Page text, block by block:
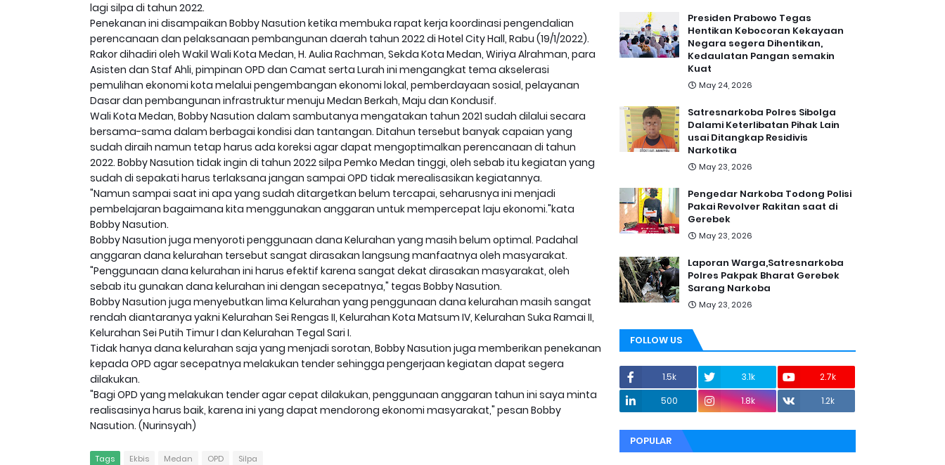
lagi silpa di tahun 2022.
Penekanan ini disampaikan Bobby Nasution ketika membuka rapat kerja koordinasi pengendalian
perencanaan dan pelaksanaan pembangunan daerah tahun 2022 di Hotel City Hall, Rabu (19/1/2022).
Rakor dihadiri oleh Wakil Wali Kota Medan, H. Aulia Rachman, Sekda Kota Medan, Wiriya Alrahman, para
Asisten dan Staf Ahli, pimpinan OPD dan Camat serta Lurah ini mengangkat tema akselerasi
pemulihan ekonomi kota melalui pengembangan ekonomi lokal, pemberdayaan sosial, pelayanan
Dasar dan pembangunan infrastruktur menuju Medan Berkah, Maju dan Kondusif.
Wali Kota Medan, Bobby Nasution dalam sambutanya mengatakan tahun 2021 sudah dilalui secara
bersama-sama dalam berbagai kondisi dan tantangan. Ditahun tersebut banyak capaian yang
sudah diraih namun tetap harus ada koreksi agar dapat mengoptimalkan perencanaan di tahun
2022. Bobby Nasution tidak ingin di tahun 2022 silpa Pemko Medan tinggi, oleh sebab itu kegiatan yang
sudah di sepakati harus terlaksana jangan sampai OPD tidak merealisasikan kegiatannya.
"Namun sampai saat ini apa yang sudah ditargetkan belum tercapai, seharusnya ini menjadi
pembelajaran bagaimana kita menggunakan anggaran untuk mempercepat laju ekonomi."kata
Bobby Nasution.
Bobby Nasution juga menyoroti penggunaan dana Kelurahan yang masih belum optimal. Padahal
anggaran dana kelurahan tersebut sangat dirasakan langsung manfaatnya oleh masyarakat.
"Penggunaan dana kelurahan ini harus efektif karena sangat dekat dirasakan masyarakat, oleh
sebab itu gunakan dana kelurahan ini dengan secepatnya," tegas Bobby Nasution.
Bobby Nasution juga menyebutkan lima Kelurahan yang penggunaan dana kelurahan masih sangat
rendah diantaranya yakni Kelurahan Sei Rengas II, Kelurahan Kota Matsum IV, Kelurahan Suka Ramai II,
Kelurahan Sei Putih Timur I dan Kelurahan Tegal Sari I.
Tidak hanya dana kelurahan saja yang menjadi sorotan, Bobby Nasution juga memberikan penekanan
kepada OPD agar secepatnya melakukan tender sehingga pengerjaan kegiatan dapat segera
dilakukan.
"Bagi OPD yang melakukan tender agar cepat dilakukan, penggunaan anggaran tahun ini saya minta
realisasinya harus baik, karena ini yang dapat mendorong ekonomi masyarakat," pesan Bobby
Nasution. (Nurinsyah)
Tags Ekbis Medan OPD Silpa
Presiden Prabowo Tegas
Hentikan Kebocoran Kekayaan
Negara segera Dihentikan,
Kedaulatan Pangan semakin
Kuat
May 24, 2026
Satresnarkoba Polres Sibolga
Dalami Keterlibatan Pihak Lain
usai Ditangkap Residivis
Narkotika
May 23, 2026
Pengedar Narkoba Todong Polisi
Pakai Revolver Rakitan saat di
Gerebek
May 23, 2026
Laporan Warga,Satresnarkoba
Polres Pakpak Bharat Gerebek
Sarang Narkoba
May 23, 2026
FOLLOW US
1.5k 3.1k
2.7k
500
1.8k 1.2k
POPULAR